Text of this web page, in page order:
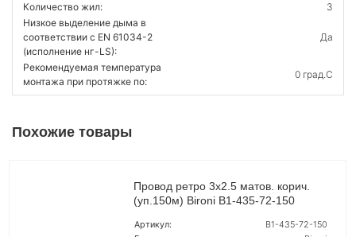
Количество жил:
3
Низкое выделение дыма в
соответствии с EN 61034-2
(исполнение нг-LS):
Да
Рекомендуемая температура
монтажа при протяжке по:
0 град.C
Похожие товары
Провод ретро 3х2.5 матов. корич.
(уп.150м) Bironi B1-435-72-150
Артикул:
B1-435-72-150